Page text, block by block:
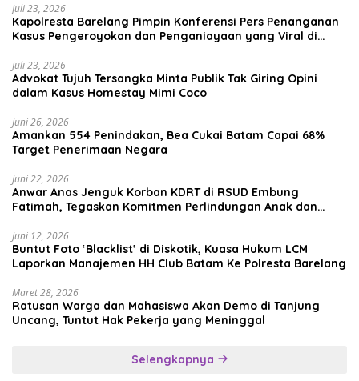
Juli 23, 2026
Kapolresta Barelang Pimpin Konferensi Pers Penanganan
Kasus Pengeroyokan dan Penganiayaan yang Viral di
Juli 23, 2026
Advokat Tujuh Tersangka Minta Publik Tak Giring Opini
dalam Kasus Homestay Mimi Coco
Juni 26, 2026
Amankan 554 Penindakan, Bea Cukai Batam Capai 68%
Target Penerimaan Negara
Juni 22, 2026
Anwar Anas Jenguk Korban KDRT di RSUD Embung
Fatimah, Tegaskan Komitmen Perlindungan Anak dan
Juni 12, 2026
Buntut Foto ‘Blacklist’ di Diskotik, Kuasa Hukum LCM
Laporkan Manajemen HH Club Batam Ke Polresta Barelang
Maret 28, 2026
Ratusan Warga dan Mahasiswa Akan Demo di Tanjung
Uncang, Tuntut Hak Pekerja yang Meninggal
Selengkapnya